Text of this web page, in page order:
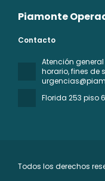
Piamonte
Contacto
Atención
horario, fines de
Florida 253 piso 6
Todos los derechos